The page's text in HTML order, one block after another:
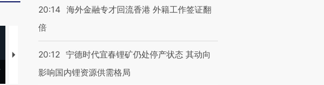
【推广】走进第四届链博
会，让数智科技“链”接产
【特别呈现】寻找100种
有意思的生活方式·第三对
【商旅对话】华住集团
20:14 海外金融专才回流香港 外籍工作签证翻
倍
20:12 宁德时代宜春锂矿仍处停产状态 其动向
影响国内锂资源供需格局